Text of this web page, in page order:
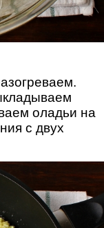
оладьи на
с двух